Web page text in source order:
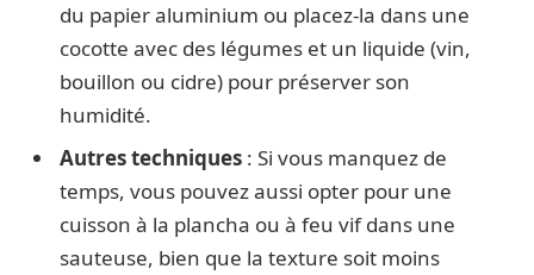
du papier aluminium ou placez-la dans une
cocotte avec des légumes et un liquide (vin,
bouillon ou cidre) pour préserver son
humidité.
Autres techniques : Si vous manquez de
temps, vous pouvez aussi opter pour une
cuisson à la plancha ou à feu vif dans une
sauteuse, bien que la texture soit moins